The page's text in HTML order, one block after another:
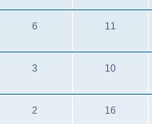
6 11
3 10
2 16